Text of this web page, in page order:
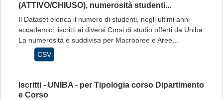
(ATTIVO/CHIUSO), numerosità studenti...
Il Dataset elenca il numero di studenti, negli ultimi anni
accademici, iscritti ai diversi Corsi di studio offerti da Uniba.
La numerosità è suddivisa per Macroaree e Aree...
CSV
Iscritti - UNIBA - per Tipologia corso Dipartimento
e Corso